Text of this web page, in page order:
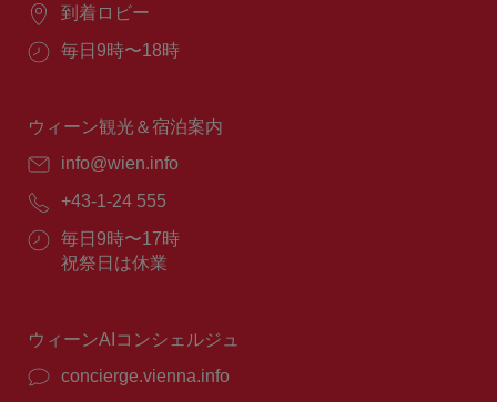
場
到着ロビー
営
間：
毎日9時〜18時
ウィーン観光＆宿泊案内
E
ー
ル：
info@wien.info
電
番
号：
+43-1-24 555
営
業
毎日9時〜17時
祝祭日は休業
ウィーンAIコンシェルジュ
concierge.vienna.info